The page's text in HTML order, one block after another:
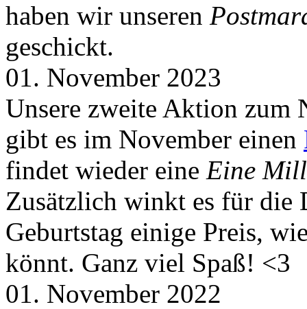
haben wir unseren
geschickt.
01. November 2023
Unsere zweite Aktion zum
gibt es im November einen
findet wieder eine Eine
Zusätzlich winkt es für die
Geburtstag einige Preis,
könnt. Ganz viel Spaß! <3
01. November 2022